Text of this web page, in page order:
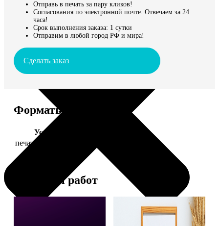
Отправь в печать за пару кликов!
Согласования по электронной почте. Отвечаем за 24
часа!
Срок выполнения заказа: 1 сутки
Отправим в любой город РФ и мира!
Сделать заказ
Форматы и цены
Услуга
печать фото 20х30
Примеры работ